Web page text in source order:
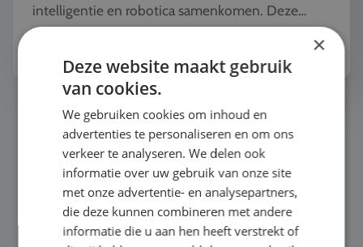
intelligentie en robotica samenkomen. Deze
machine ziet, l...
Automotive
×
Deze website maakt gebruik
van cookies.
We gebruiken cookies om inhoud en
advertenties te personaliseren en om ons
verkeer te analyseren. We delen ook
informatie over uw gebruik van onze site
met onze advertentie- en analysepartners,
die deze kunnen combineren met andere
informatie die u aan hen heeft verstrekt of